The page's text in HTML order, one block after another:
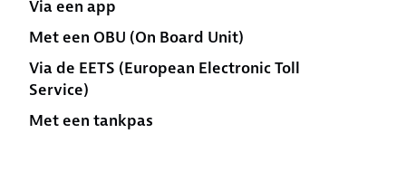
Via een app
Met een OBU (On Board Unit)
Via de EETS (European Electronic Toll
Service)
Met een tankpas